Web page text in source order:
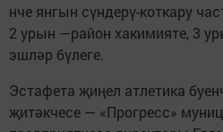
нче янгын сүндерү-коткару
2 урын —район хакимияте, 3
эшләр бүлеге.
Эстафета җиңел атлетика
җитәкчесе — «Прогресс»